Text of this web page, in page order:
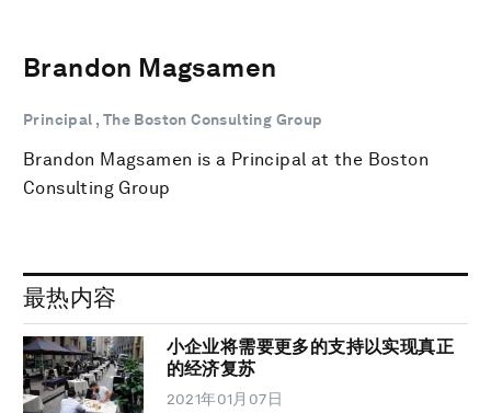
Brandon Magsamen
Principal , The Boston Consulting Group
Brandon Magsamen is a Principal at the Boston
Consulting Group
最热内容
小企业将需要更多的支持以实现真正
的经济复苏
2021年01月07日